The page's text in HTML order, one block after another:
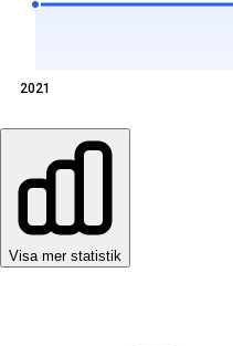
2021
Visa mer statistik